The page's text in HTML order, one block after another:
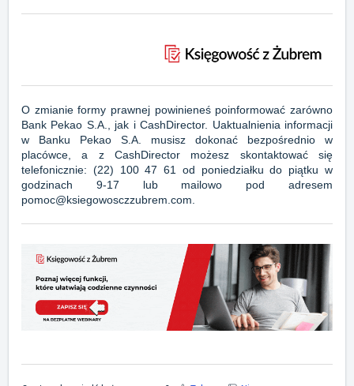
O zmianie formy prawnej powinieneś poinformować zarówno
Bank Pekao S.A., jak i CashDirector. Uaktualnienia informacji
w Banku Pekao S.A. musisz dokonać bezpośrednio w
placówce, a z CashDirector możesz skontaktować się
telefonicznie: (22) 100 47 61 od poniedziałku do piątku w
godzinach 9-17 lub mailowo pod adresem
pomoc@ksiegowosczzubrem.com.